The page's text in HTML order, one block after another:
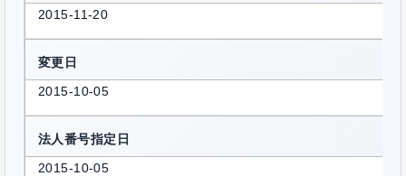
2015-11-20
変更日
2015-10-05
法人番号指定日
2015-10-05